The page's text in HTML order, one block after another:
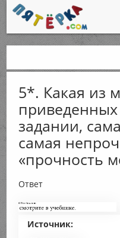
5*. Какая из
задании,
самая
«прочность
Ответ
Источник: